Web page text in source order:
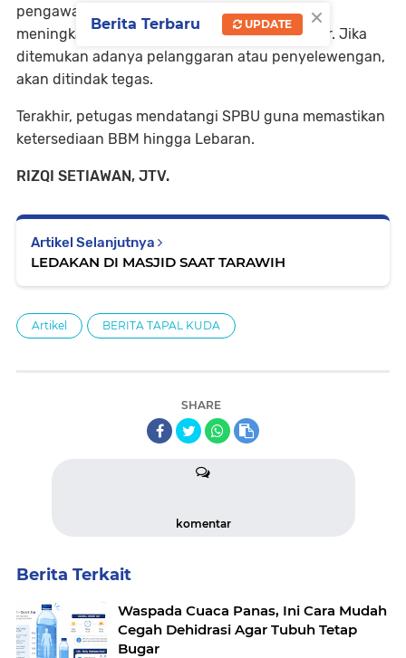
pengawasan akan semakin diperketat seiring
meningkatnya kebutuhan masyarakat di pasar. Jika
ditemukan adanya pelanggaran atau penyelewengan,
akan ditindak tegas.
Terakhir, petugas mendatangi SPBU guna memastikan
ketersediaan BBM hingga Lebaran.
RIZQI SETIAWAN, JTV.
Artikel Selanjutnya
LEDAKAN DI MASJID SAAT TARAWIH
Artikel BERITA TAPAL KUDA
SHARE
komentar
Berita Terkait
Waspada Cuaca Panas, Ini Cara Mudah
Cegah Dehidrasi Agar Tubuh Tetap
Bugar
×
Berita Terbaru UPDATE